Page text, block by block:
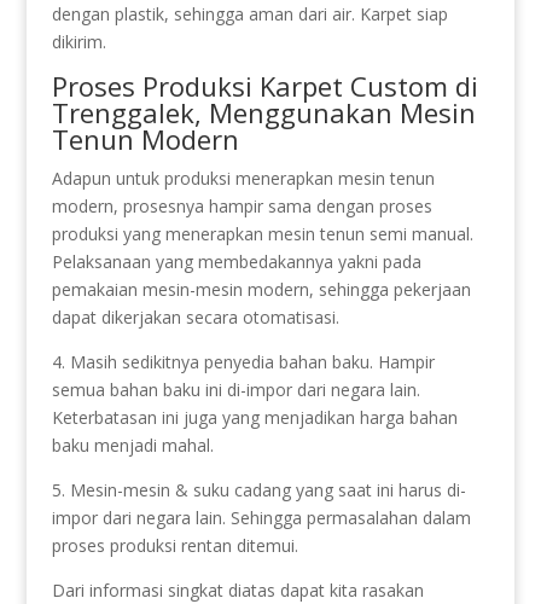
dengan plastik, sehingga aman dari air. Karpet siap
dikirim.
Proses Produksi Karpet Custom di
Trenggalek, Menggunakan Mesin
Tenun Modern
Adapun untuk produksi menerapkan mesin tenun
modern, prosesnya hampir sama dengan proses
produksi yang menerapkan mesin tenun semi manual.
Pelaksanaan yang membedakannya yakni pada
pemakaian mesin-mesin modern, sehingga pekerjaan
dapat dikerjakan secara otomatisasi.
4. Masih sedikitnya penyedia bahan baku. Hampir
semua bahan baku ini di-impor dari negara lain.
Keterbatasan ini juga yang menjadikan harga bahan
baku menjadi mahal.
5. Mesin-mesin & suku cadang yang saat ini harus di-
impor dari negara lain. Sehingga permasalahan dalam
proses produksi rentan ditemui.
Dari informasi singkat diatas dapat kita rasakan